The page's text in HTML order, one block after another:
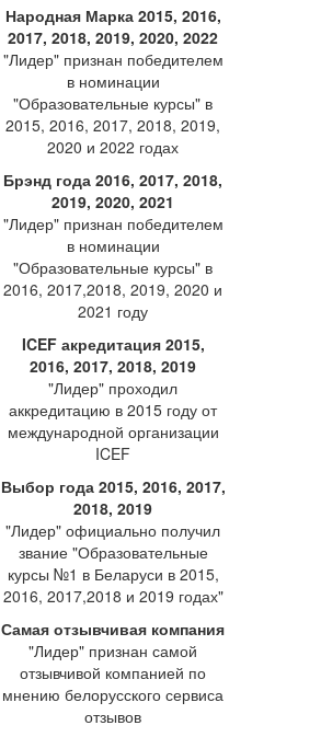
Народная Марка 2015, 2016,
2017, 2018, 2019, 2020, 2022
"Лидер" признан победителем
в номинации
"Образовательные курсы" в
2015, 2016, 2017, 2018, 2019,
2020 и 2022 годах
Брэнд года 2016, 2017, 2018,
2019, 2020, 2021
"Лидер" признан победителем
в номинации
"Образовательные курсы" в
2016, 2017,2018, 2019, 2020 и
2021 году
ICEF акредитация 2015,
2016, 2017, 2018, 2019
"Лидер" проходил
аккредитацию в 2015 году от
международной организации
ICEF
Выбор года 2015, 2016, 2017,
2018, 2019
"Лидер" официально получил
звание "Образовательные
курсы №1 в Беларуси в 2015,
2016, 2017,2018 и 2019 годах"
Самая отзывчивая компания
"Лидер" признан самой
отзывчивой компанией по
мнению белорусского сервиса
отзывов